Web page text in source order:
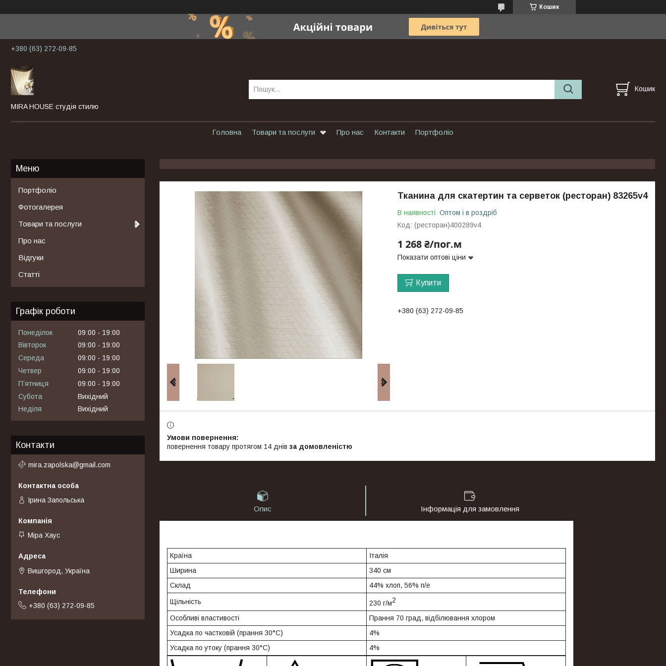
Кошик
+380 (63) 272-09-85
MIRA HOUSE студія стилю
Кошик
Головна Товари та послуги Про нас Контакти Портфоліо
Тканина для скатертин та серветок (ресторан) 83265v4
В наявності Оптом і в роздріб
Код: (ресторан)400289v4
1 268 ₴/пог.м
Показати оптові ціни
Купити
+380 (63) 272-09-85
повернення товару протягом 14 днів за домовленістю
Опис Інформація для замовлення
Країна
Італія
Ширина
340 см
Склад
44% хлоп, 56% п/е
Щільність 230 г/м2
Особливі властивості
Прання 70 град, відбілювання хлором
Усадка по частковій (прання 30°C)
4%
Усадка по утоку (прання 30°C)
4%
Портфоліо
Фотогалерея
Товари та послуги
Про нас
Відгуки
Статті
Графік роботи
Понеділок 09:00
19:00
Вівторок
09:00
19:00
Середа
09:00
19:00
Четвер
09:00
19:00
Пʼятниця
09:00
19:00
Субота
Вихідний
Неділя
Вихідний
Контакти
mira.zapolska@gmail.com
Ірина Запольська
Міра Хаус
Вишгород, Україна
+380 (63) 272-09-85